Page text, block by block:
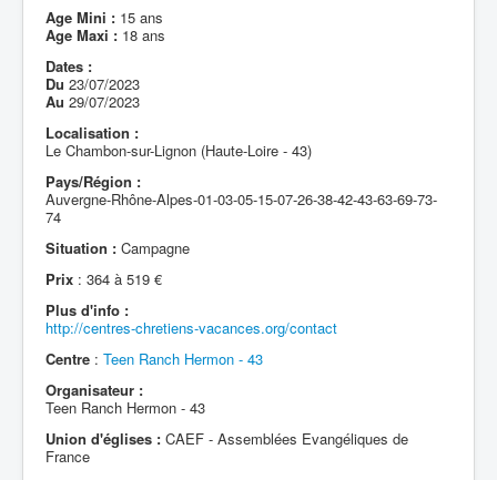
Age Mini : 15 ans
Age Maxi : 18 ans
Dates :
Du 23/07/2023
Au 29/07/2023
Localisation :
Le Chambon-sur-Lignon (Haute-Loire - 43)
Pays/Région :
Auvergne-Rhône-Alpes-01-03-05-15-07-26-38-42-43-63-69-73-
74
Situation : Campagne
Prix : 364 à 519 €
Plus d'info :
http://centres-chretiens-vacances.org/contact
Centre : Teen Ranch Hermon - 43
Organisateur :
Teen Ranch Hermon - 43
Union d'églises : CAEF - Assemblées Evangéliques de
France